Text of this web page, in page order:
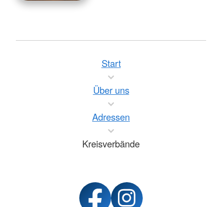
Start
Über uns
Adressen
Kreisverbände